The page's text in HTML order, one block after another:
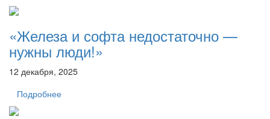
«Железа и софта недостаточно —
нужны люди!»
12 декабря, 2025
Подробнее